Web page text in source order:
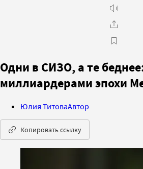
Одни в СИЗО, а те
миллиардерами эпохи
Юлия ТитоваАвтор
Копировать ссылку